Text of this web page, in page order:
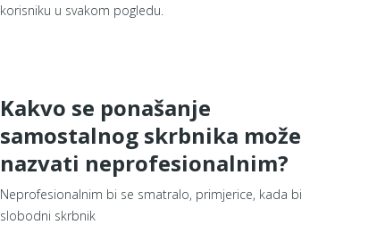
korisniku u svakom pogledu.
Kakvo se ponašanje
samostalnog skrbnika može
nazvati neprofesionalnim?
Neprofesionalnim bi se smatralo, primjerice, kada bi
slobodni skrbnik